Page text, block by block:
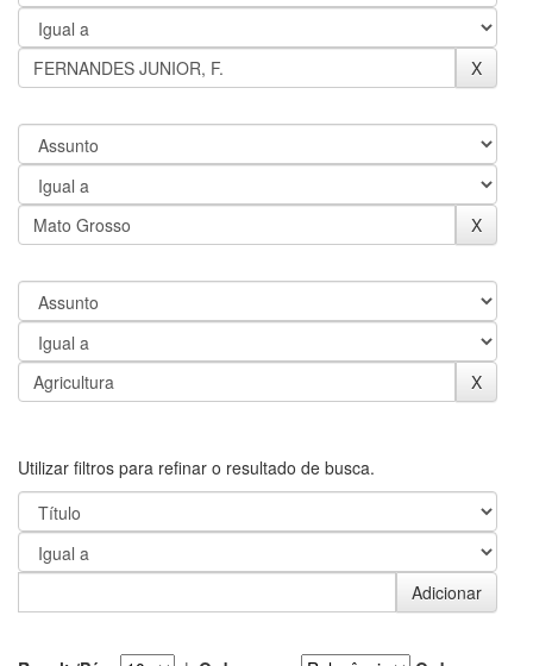
Utilizar filtros para refinar o resultado de busca.